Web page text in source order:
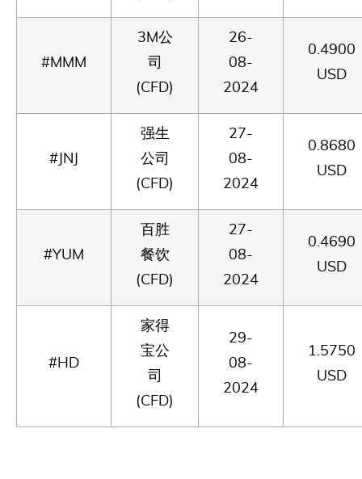
#MMM
3M公
司
(CFD)
26-
08-
2024
0.4900
USD
#JNJ
强生
公司
(CFD)
27-
08-
2024
0.8680
USD
#YUM
百胜
餐饮
(CFD)
27-
08-
2024
0.4690
USD
#HD
家得
宝公
司
(CFD)
29-
08-
2024
1.5750
USD